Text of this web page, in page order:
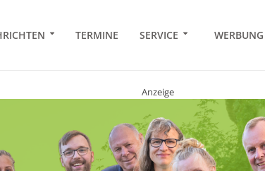
TERMINE SERVICE WERBUNG
Anzeige